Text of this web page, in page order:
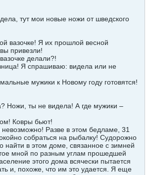
тут мои новые ножи от шведского
вазочке! Я их прошлой весной
привезли!
делали?!
Я спрашиваю: видела или не
мужики к Новому году готовятся!
Ножи, ты не видела! А где мужики –
Ковры бьют!
невозможно! Разве в этом бедламе, 31
собраться на рыбалку! Судорожно
найти в этом доме, связанное с зимней
мной по разным углам прошедшей
этого дома всячески пытается
и, похоже, что им это удается. Я еще